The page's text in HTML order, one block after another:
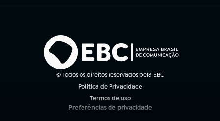
© Todos os direitos reservados pela EBC
Política de Privacidade
Termos de uso
(abre em nova aba)
Preferências de privacidade